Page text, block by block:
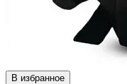
В избранное